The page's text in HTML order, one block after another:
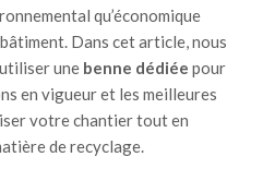
qu’économique
Dans cet article, nous
une benne dédiée pour
en vigueur et les meilleures
votre chantier tout en
de recyclage.